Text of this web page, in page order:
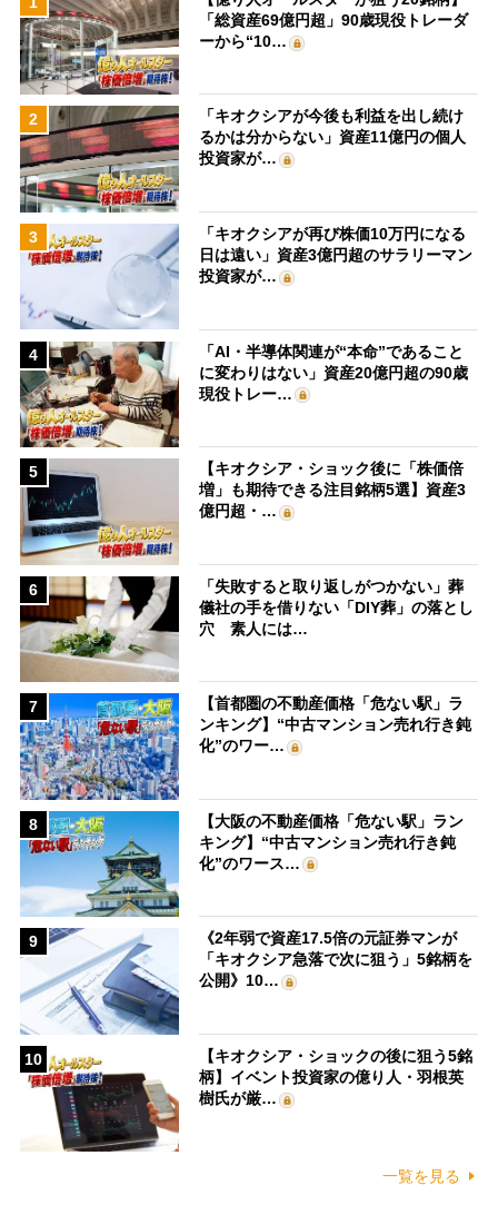
「総資産69億円超」90歳現役トレーダ
ーから“10…
2
「キオクシアが今後も利益を出し続け
るかは分からない」資産11億円の個人
投資家が…
3
「キオクシアが再び株価10万円になる
日は遠い」資産3億円超のサラリーマン
投資家が…
4
「AI・半導体関連が“本命”であること
に変わりはない」資産20億円超の90歳
現役トレー…
5
【キオクシア・ショック後に「株価倍
増」も期待できる注目銘柄5選】資産3
億円超・…
6
「失敗すると取り返しがつかない」葬
儀社の手を借りない「DIY葬」の落とし
穴 素人には…
7
【首都圏の不動産価格「危ない駅」ラ
ンキング】“中古マンション売れ行き鈍
化”のワー…
8
【大阪の不動産価格「危ない駅」ラン
キング】“中古マンション売れ行き鈍
化”のワース…
9
《2年弱で資産17.5倍の元証券マンが
「キオクシア急落で次に狙う」5銘柄を
公開》10…
10
【キオクシア・ショックの後に狙う5銘
柄】イベント投資家の億り人・羽根英
樹氏が厳…
一覧を見る